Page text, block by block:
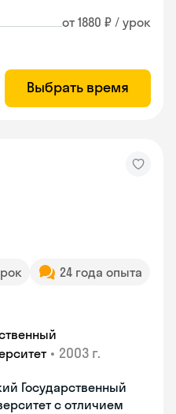
от 1880 ₽ / урок
Выбрать время
24 года опыта
• 2003 г.
Государственный
с отличием